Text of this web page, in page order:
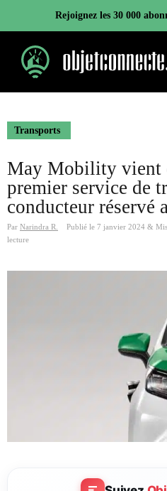
contenu
Rejoignez les 30 000
Transports
May Mobility vient
premier service de
conducteur réservé
Par Narindra R. Publié le 7 janvier 2024 &
lecture